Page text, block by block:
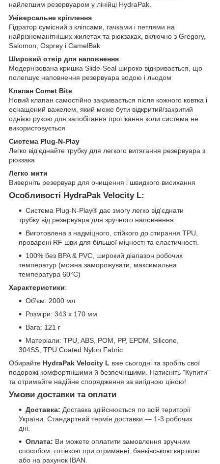
найлегшим резервуаром у лінійці HydraPak.
Універсальне кріплення
Гідратор сумісний з кліпсами, гачками і петлями на
найрізноманітніших жилетах та рюкзаках, включно з Gregory,
Salomon, Osprey і CamelBak
Широкий отвір для наповнення
Модернізована кришка Slide-Seal широко відкривається, що
полегшує наповнення резервуара водою і льодом
Клапан Comet Bite
Новий клапан самостійно закривається після кожного ковтка і
оснащений важелем, який може бути відкритий/закритий
однією рукою для запобігання протікання коли система не
використовується
Система Plug-N-Play
Легко від'єднайте трубку для легкого витягання резервуара з
рюкзака
Легко мити
Виверніть резервуар для очищення і швидкого висихання
Особливості HydraPak Velocity L:
Система Plug-N-Play® дає змогу легко від'єднати
трубку від резервуара для зручного наповнення.
Виготовлена з надміцного, стійкого до стирання TPU,
проварені RF шви для більшої міцності та еластичності.
100% без BPA & PVC, широкий діапазон робочих
температур (можна заморожувати, максимальна
температура 60°C)
Характеристики:
Об'єм: 2000 мл
Розміри: 343 x 170 мм
Вага: 121 г
Матеріали: TPU, ABS, POM, PP, EPDM, Silicone,
304SS, TPU Coated Nylon Fabric
Обирайте HydraPak Velocity L вже сьогодні та зробіть свої
подорожі комфортнішими й безпечнішими. Натисніть "Купити"
та отримайте надійне спорядження за вигідною ціною!
Умови доставки та оплати
Доставка: Доставка здійснюється по всій території
України. Стандартний термін доставки — 1-3 робочих
дні.
Оплата: Ви можете оплатити замовлення зручним
способом: готівкою при отриманні, банківською карткою
або на рахунок IBAN.